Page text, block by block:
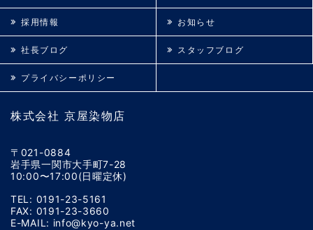
株式会社 京屋染物店
〒021-0884
岩手県一関市大手町7-28
10:00〜17:00(日曜定休)
TEL: 0191-23-5161
FAX: 0191-23-3660
E-MAIL: info@kyo-ya.net
採用情報 お知らせ
社長ブログ スタッフブログ
プライバシーポリシー